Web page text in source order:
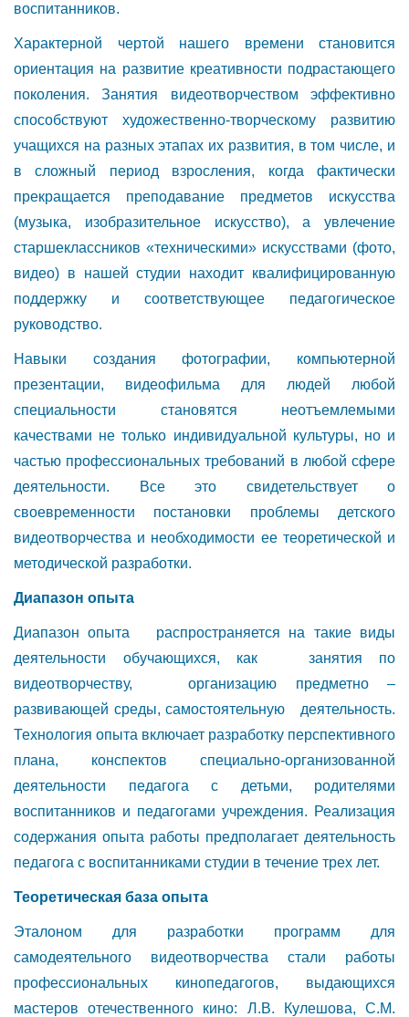
воспитанников.
Характерной чертой нашего времени становится
ориентация на развитие креативности подрастающего
поколения. Занятия видеотворчеством эффективно
способствуют художественно-творческому развитию
учащихся на разных этапах их развития, в том числе, и
в сложный период взросления, когда фактически
прекращается преподавание предметов искусства
(музыка, изобразительное искусство), а увлечение
старшеклассников «техническими» искусствами (фото,
видео) в нашей студии находит квалифицированную
поддержку и соответствующее педагогическое
руководство.
Навыки создания фотографии, компьютерной
презентации, видеофильма для людей любой
специальности становятся неотъемлемыми
качествами не только индивидуальной культуры, но и
частью профессиональных требований в любой сфере
деятельности. Все это свидетельствует о
своевременности постановки проблемы детского
видеотворчества и необходимости ее теоретической и
методической разработки.
Диапазон опыта
Диапазон опыта распространяется на такие виды
деятельности обучающихся, как занятия по
видеотворчеству, организацию предметно –
развивающей среды, самостоятельную деятельность.
Технология опыта включает разработку перспективного
плана, конспектов специально-организованной
деятельности педагога с детьми, родителями
воспитанников и педагогами учреждения. Реализация
содержания опыта работы предполагает деятельность
педагога с воспитанниками студии в течение трех лет.
Теоретическая база опыта
Эталоном для разработки программ для
самодеятельного видеотворчества стали работы
профессиональных кинопедагогов, выдающихся
мастеров отечественного кино: Л.В. Кулешова, С.М.